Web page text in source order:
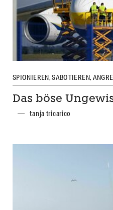
SPIONIEREN, SABOTIEREN,
Das böse
tanja tricarico